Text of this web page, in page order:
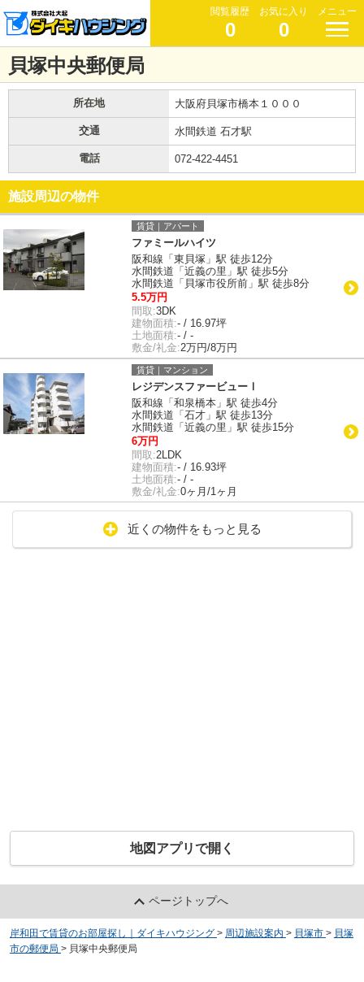
閲覧履歴
0
お気に入り
0
メニュー
貝塚中央郵便局
所在地 大阪府貝塚市橋本１０００
交通 水間鉄道 石才駅
電話 072-422-4451
施設周辺の物件
賃貸｜アパート
ファミールハイツ
阪和線「東貝塚」駅 徒歩12分
水間鉄道「近義の里」駅 徒歩5分
水間鉄道「貝塚市役所前」駅 徒歩8分
5.5万円
間取:3DK
建物面積:- / 16.97坪
土地面積:- / -
敷金/礼金:2万円/8万円
賃貸｜マンション
レジデンスファービューⅠ
阪和線「和泉橋本」駅 徒歩4分
水間鉄道「石才」駅 徒歩13分
水間鉄道「近義の里」駅 徒歩15分
6万円
間取:2LDK
建物面積:- / 16.93坪
土地面積:- / -
敷金/礼金:0ヶ月/1ヶ月
近くの物件をもっと見る
地図アプリで開く
ページトップへ
岸和田で賃貸のお部屋探し｜ダイキハウジング > 周辺施設案内 > 貝塚市 > 貝塚
市の郵便局 > 貝塚中央郵便局